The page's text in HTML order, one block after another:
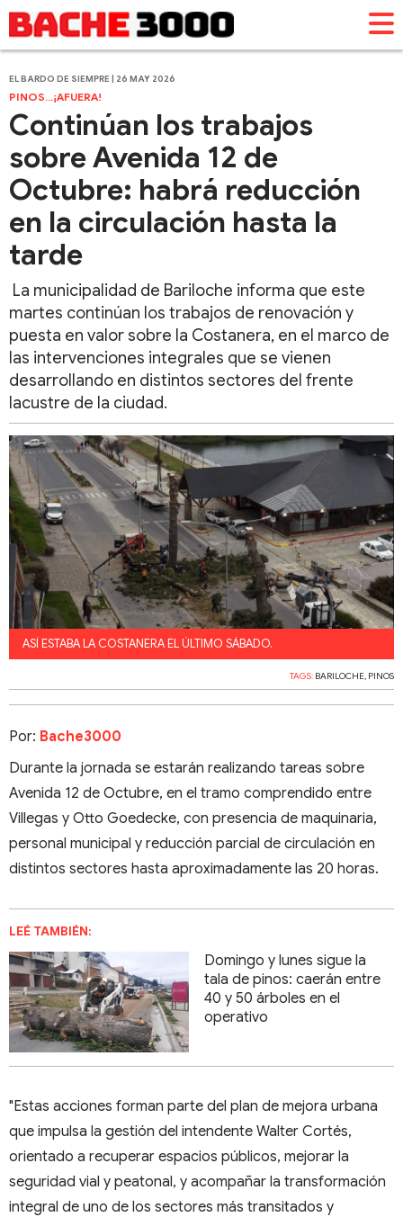
EL BARDO DE SIEMPRE | 26 MAY 2026
PINOS...¡AFUERA!
Continúan los trabajos
sobre Avenida 12 de
Octubre: habrá reducción
en la circulación hasta la
tarde
La municipalidad de Bariloche informa que este
martes continúan los trabajos de renovación y
puesta en valor sobre la Costanera, en el marco de
las intervenciones integrales que se vienen
desarrollando en distintos sectores del frente
lacustre de la ciudad.
ASÍ ESTABA LA COSTANERA EL ÚLTIMO SÁBADO.
TAGS: BARILOCHE, PINOS
Por: Bache3000
Durante la jornada se estarán realizando tareas sobre
Avenida 12 de Octubre, en el tramo comprendido entre
Villegas y Otto Goedecke, con presencia de maquinaria,
personal municipal y reducción parcial de circulación en
distintos sectores hasta aproximadamente las 20 horas.
LEÉ TAMBIÉN:
Domingo y lunes sigue la
tala de pinos: caerán entre
40 y 50 árboles en el
operativo
"Estas acciones forman parte del plan de mejora urbana
que impulsa la gestión del intendente Walter Cortés,
orientado a recuperar espacios públicos, mejorar la
seguridad vial y peatonal, y acompañar la transformación
integral de uno de los sectores más transitados y